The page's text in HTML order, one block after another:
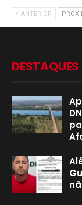
ANTERIOR
DESTAQUES